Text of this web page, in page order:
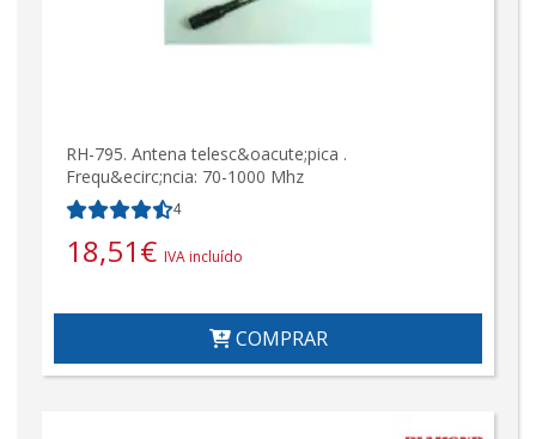
RH-795. Antena telesc&oacute;pica .
Frequ&ecirc;ncia: 70-1000 Mhz
4
18,51€ IVA incluído
COMPRAR